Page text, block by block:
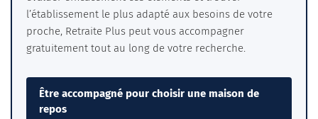
l’établissement le plus adapté aux besoins de votre
proche, Retraite Plus peut vous accompagner
gratuitement tout au long de votre recherche.
Être accompagné pour choisir une maison de
repos